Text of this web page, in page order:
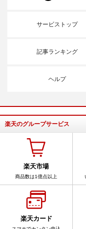
サービストップ
記事ランキング
ヘルプ
楽天のグループサービス
楽天市場
商品数は1億点以上
楽天カード